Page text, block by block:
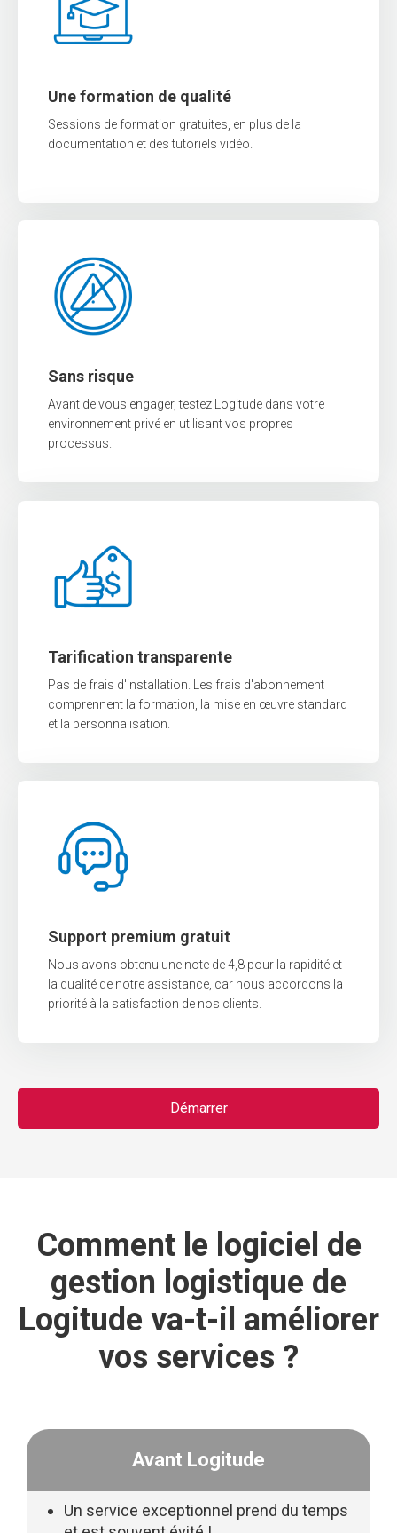
Une formation de qualité
Sessions de formation gratuites, en plus de la
documentation et des tutoriels vidéo.
Sans risque
Avant de vous engager, testez Logitude dans votre
environnement privé en utilisant vos propres
processus.
Tarification transparente
Pas de frais d'installation. Les frais d'abonnement
comprennent la formation, la mise en œuvre standard
et la personnalisation.
Support premium gratuit
Nous avons obtenu une note de 4,8 pour la rapidité et
la qualité de notre assistance, car nous accordons la
priorité à la satisfaction de nos clients.
Démarrer
Comment le logiciel de
gestion logistique de
Logitude va-t-il améliorer
vos services ?
Avant Logitude
Un service exceptionnel prend du temps